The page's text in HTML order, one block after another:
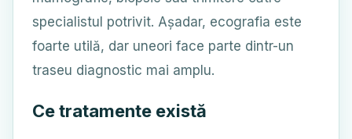
specialistul potrivit. Așadar, ecografia este
foarte utilă, dar uneori face parte dintr-un
traseu diagnostic mai amplu.
Ce tratamente există